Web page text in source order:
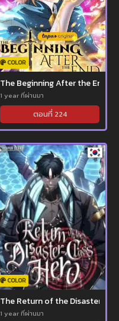
COLOR
The Beginning After the End
1 year ที่ผ่านมา
ตอนที่ 224
COLOR
The Return of the Disaster-
1 year ที่ผ่านมา